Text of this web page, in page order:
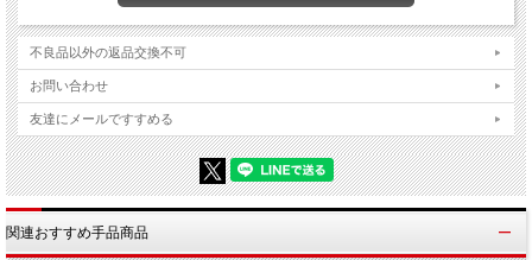
不良品以外の返品交換不可
お問い合わせ
友達にメールですすめる
関連おすすめ手品商品